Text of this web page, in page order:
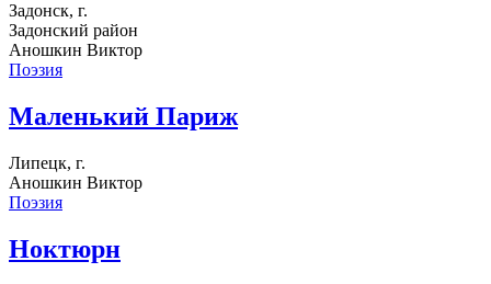
Задонск, г.
Задонский район
Аношкин Виктор
Поэзия
Маленький Париж
Липецк, г.
Аношкин Виктор
Поэзия
Ноктюрн